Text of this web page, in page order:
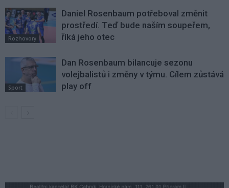
Rozhovory
Daniel Rosenbaum potřeboval změnit
prostředí. Teď bude naším soupeřem,
říká jeho otec
Sport
Dan Rosenbaum bilancuje sezonu
volejbalistů i změny v týmu. Cílem zůstává
play off